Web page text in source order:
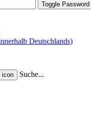
Toggle
Deutschlands)
Suche...